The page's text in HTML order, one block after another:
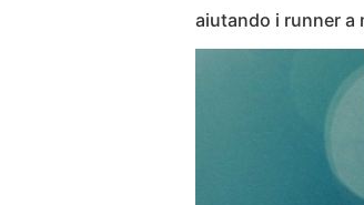
aiutando i runner a